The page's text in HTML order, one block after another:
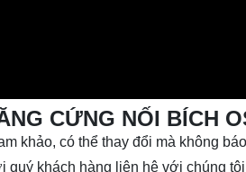
CỨNG NỐI BÍCH
khảo, có thể thay đổi mà không
quý khách hàng liên hệ với chúng